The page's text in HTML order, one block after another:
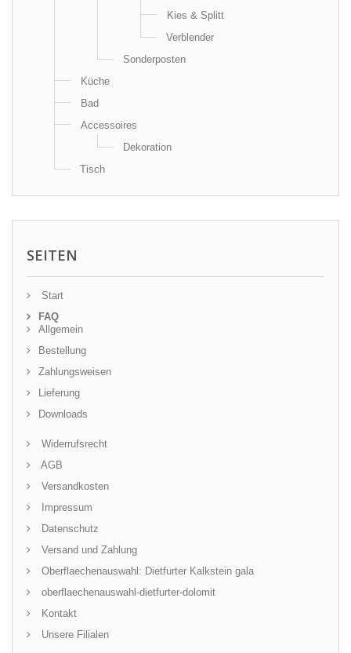
Kies & Splitt
Verblender
Sonderposten
Küche
Bad
Accessoires
Dekoration
Tisch
SEITEN
Start
FAQ
Allgemein
Bestellung
Zahlungsweisen
Lieferung
Downloads
Widerrufsrecht
AGB
Versandkosten
Impressum
Datenschutz
Versand und Zahlung
Oberflaechenauswahl: Dietfurter Kalkstein gala
oberflaechenauswahl-dietfurter-dolomit
Kontakt
Unsere Filialen